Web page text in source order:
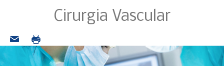
Cirurgia Vascular